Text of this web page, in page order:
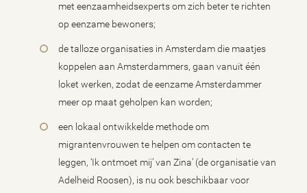
met eenzaamheidsexperts om zich beter te richten
op eenzame bewoners;
de talloze organisaties in Amsterdam die maatjes
koppelen aan Amsterdammers, gaan vanuit één
loket werken, zodat de eenzame Amsterdammer
meer op maat geholpen kan worden;
een lokaal ontwikkelde methode om
migrantenvrouwen te helpen om contacten te
leggen, ‘Ik ontmoet mij’ van Zina’ (de organisatie van
Adelheid Roosen), is nu ook beschikbaar voor